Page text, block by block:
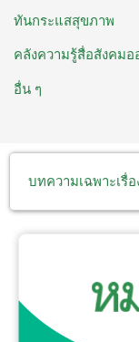
ทันกระแสสุขภาพ
คลังความรู้สื่อสังคม
อื่น ๆ
บทความเฉพาะเรื่อ